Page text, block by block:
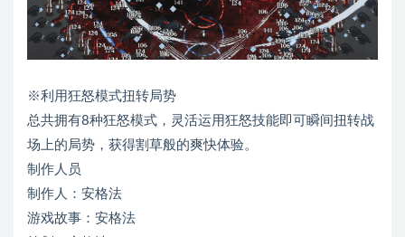
※利用狂怒模式扭转局势
总共拥有8种狂怒模式，灵活运用狂怒技能即可瞬间扭转战
场上的局势，获得割草般的爽快体验。
制作人员
制作人：安格法
游戏故事：安格法